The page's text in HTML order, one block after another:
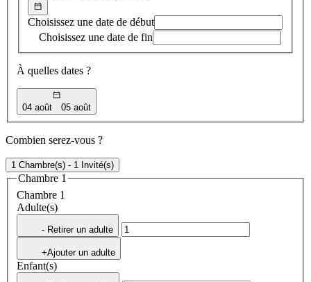
Choisissez une date de début
Choisissez une date de fin
À quelles dates ?
04 août 05 août
Combien serez-vous ?
1 Chambre(s) - 1 Invité(s)
Chambre 1
Chambre 1
Adulte(s)
- Retirer un adulte
+Ajouter un adulte
Enfant(s)